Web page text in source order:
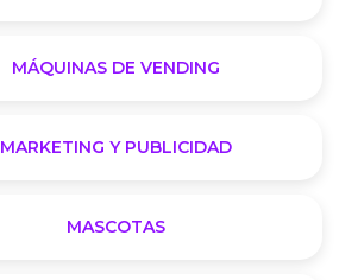
MÁQUINAS DE VENDING
MARKETING Y PUBLICIDAD
MASCOTAS